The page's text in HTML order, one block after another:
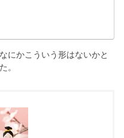
にかこういう形はないかと
。